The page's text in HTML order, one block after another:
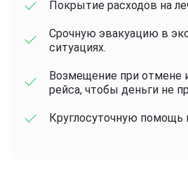
Покрытие расходов на
Срочную эвакуацию в
ситуациях.
Возмещение при отмене
рейса, чтобы деньги не
Круглосуточную помощь